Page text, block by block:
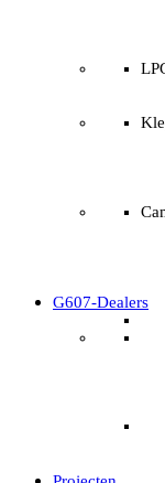
G607-Dealers